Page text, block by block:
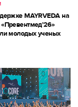
MAYRVEDA на
молодых ученых